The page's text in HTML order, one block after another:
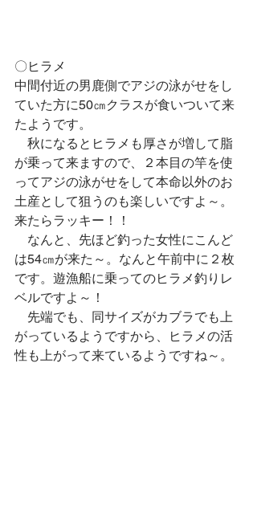
〇ヒラメ
中間付近の男鹿側でアジの泳がせをし
ていた方に50㎝クラスが食いついて来
たようです。
秋になるとヒラメも厚さが増して脂
が乗って来ますので、２本目の竿を使
ってアジの泳がせをして本命以外のお
土産として狙うのも楽しいですよ～。
来たらラッキー！！
なんと、先ほど釣った女性にこんど
は54㎝が来た～。なんと午前中に２枚
です。遊漁船に乗ってのヒラメ釣りレ
ベルですよ～！
先端でも、同サイズがカブラでも上
がっているようですから、ヒラメの活
性も上がって来ているようですね～。